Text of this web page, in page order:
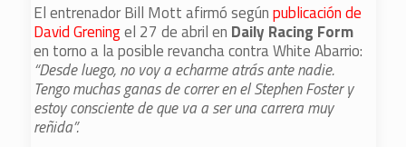
El entrenador Bill Mott afirmó segúnpublicación de
David Greningel 27 de abril en Daily Racing Form
en torno a la posible revancha contra White Abarrio:
“Desde luego, no voy a echarme atrás ante nadie.
Tengo muchas ganas de correr en el Stephen Foster y
estoy consciente de que va a ser una carrera muy
reñida”.